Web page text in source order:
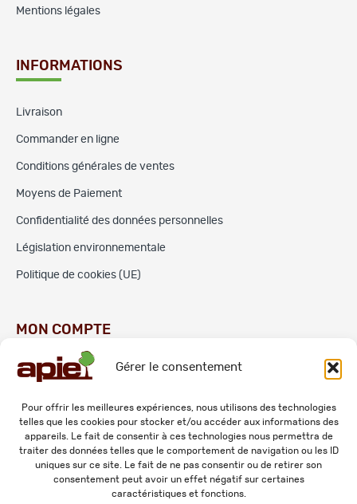
Gérer le consentement
Pour offrir les meilleures expériences, nous utilisons des technologies
telles que les cookies pour stocker et/ou accéder aux informations des
appareils. Le fait de consentir à ces technologies nous permettra de
traiter des données telles que le comportement de navigation ou les ID
uniques sur ce site. Le fait de ne pas consentir ou de retirer son
consentement peut avoir un effet négatif sur certaines
caractéristiques et fonctions.
Mentions légales
INFORMATIONS
Livraison
Commander en ligne
Conditions générales de ventes
Moyens de Paiement
Confidentialité des données personnelles
Législation environnementale
Politique de cookies (UE)
MON COMPTE
Commandes
Adresses
Mes informations personnelles